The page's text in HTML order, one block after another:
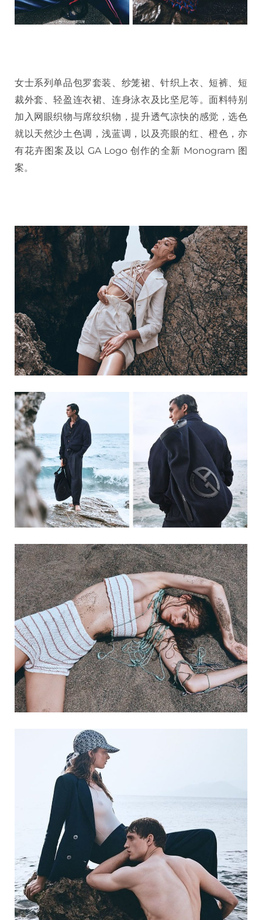
女士系列单品包罗套装、纱笼裙、针织上衣、短裤、短
裁外套、轻盈连衣裙、连身泳衣及比坚尼等。面料特别
加入网眼织物与席纹织物，提升透气凉快的感觉，选色
就以天然沙土色调，浅蓝调，以及亮眼的红、橙色，亦
有花卉图案及以 GA Logo 创作的全新 Monogram 图
案。